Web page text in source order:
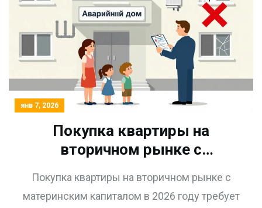
янв 7, 2026
Покупка квартиры на
вторичном рынке с
пошаговая инструкция 2026
Покупка квартиры на вторичном рынке с
материнским капиталом в 2026 году требует